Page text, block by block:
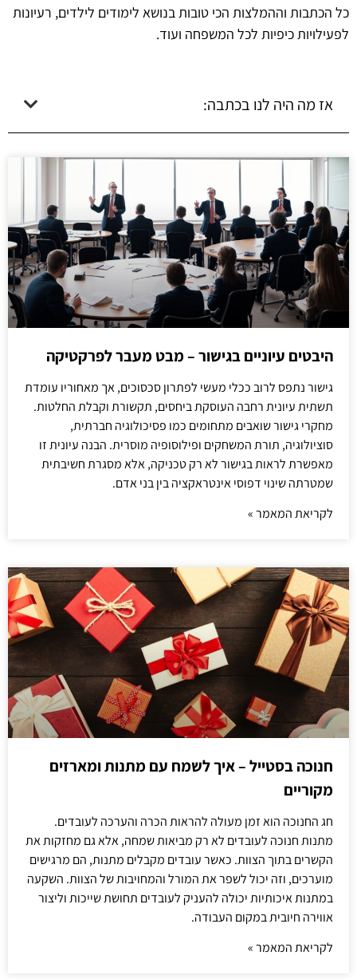
כל הכתבות וההמלצות הכי טובות בנושא לימודים לילדים, רעיונות
לפעילויות כיפיות לכל המשפחה ועוד.
אז מה היה לנו בכתבה:
היבטים עיוניים בגישור – מבט מעבר לפרקטיקה
גישור נתפס לרוב ככלי מעשי לפתרון סכסוכים, אך מאחוריו עומדת
תשתית עיונית רחבה העוסקת ביחסים, תקשורת וקבלת החלטות.
מחקרי גישור שואבים מתחומים כמו פסיכולוגיה חברתית,
סוציולוגיה, תורת המשחקים ופילוסופיה מוסרית. הבנה עיונית זו
מאפשרת לראות בגישור לא רק טכניקה, אלא מסגרת חשיבתית
שמטרתה שינוי דפוסי אינטראקציה בין בני אדם.
לקריאת המאמר »
חנוכה בסטייל – איך לשמח עם מתנות ומארזים
מקוריים
חג החנוכה הוא זמן מעולה להראות הכרה והערכה לעובדים.
מתנות חנוכה לעובדים לא רק מביאות שמחה, אלא גם מחזקות את
הקשרים בתוך הצוות. כאשר עובדים מקבלים מתנות, הם מרגישים
מוערכים, וזה יכול לשפר את המורל והמחויבות של הצוות. השקעה
במתנות איכותיות יכולה להעניק לעובדים תחושת שייכות וליצור
אווירה חיובית במקום העבודה.
לקריאת המאמר »